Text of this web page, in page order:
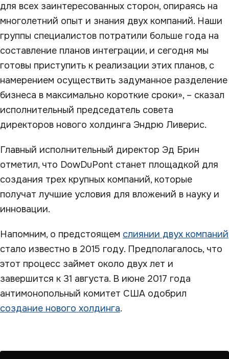
для всех заинтересованных сторон, опираясь на
многолетний опыт и знания двух компаний. Наши
группы специалистов потратили больше года на
составление планов интеграции, и сегодня мы
готовы приступить к реализации этих планов, с
намерением осуществить задуманное разделение
бизнеса в максимально короткие сроки», – сказал
исполнительный председатель совета
директоров нового холдинга Эндрю Ливерис.
Главный исполнительный директор Эд Брин
отметил, что DowDuPont станет площадкой для
создания трех крупных компаний, которые
получат лучшие условия для вложений в науку и
инновации.
Напомним, о предстоящем слиянии двух компаний
стало известно в 2015 году. Предполагалось, что
этот процесс займет около двух лет и
завершится к 31 августа. В июне 2017 года
антимонопольный комитет США одобрил
создание нового холдинга.